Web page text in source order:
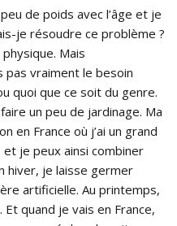
de poids avec l’âge et je
je résoudre ce problème ?
Mais
vraiment le besoin
quoi que ce soit du genre.
un peu de jardinage. Ma
en France où j’ai un grand
je peux ainsi combiner
hiver, je laisse germer
artificielle. Au printemps,
quand je vais en France,